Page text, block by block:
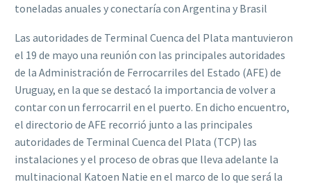
toneladas anuales y conectaría con Argentina y Brasil
Las autoridades de Terminal Cuenca del Plata mantuvieron
el 19 de mayo una reunión con las principales autoridades
de la Administración de Ferrocarriles del Estado (AFE) de
Uruguay, en la que se destacó la importancia de volver a
contar con un ferrocarril en el puerto. En dicho encuentro,
el directorio de AFE recorrió junto a las principales
autoridades de Terminal Cuenca del Plata (TCP) las
instalaciones y el proceso de obras que lleva adelante la
multinacional Katoen Natie en el marco de lo que será la